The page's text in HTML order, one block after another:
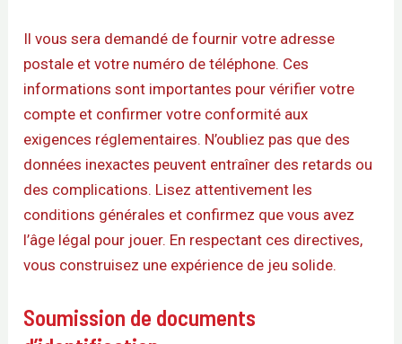
Il vous sera demandé de fournir votre adresse
postale et votre numéro de téléphone. Ces
informations sont importantes pour vérifier votre
compte et confirmer votre conformité aux
exigences réglementaires. N’oubliez pas que des
données inexactes peuvent entraîner des retards ou
des complications. Lisez attentivement les
conditions générales et confirmez que vous avez
l’âge légal pour jouer. En respectant ces directives,
vous construisez une expérience de jeu solide.
Soumission de documents